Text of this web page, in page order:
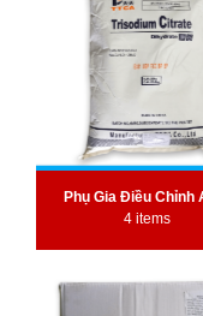
Phụ Gia Điều Chỉnh
4 items